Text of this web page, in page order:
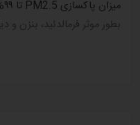
میزان پاکسازی PM2.5 تا ۹۹%
بطور موثر فرمالدئید، بنزن